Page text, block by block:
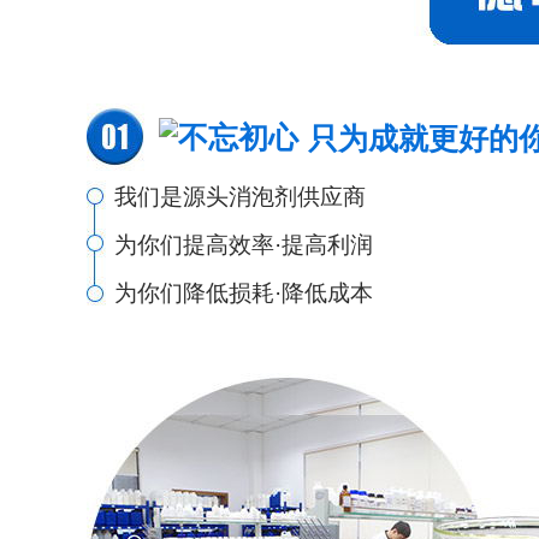
只为成就更好的
我们是源头消泡剂供应商
为你们提高效率·提高利润
为你们降低损耗·降低成本